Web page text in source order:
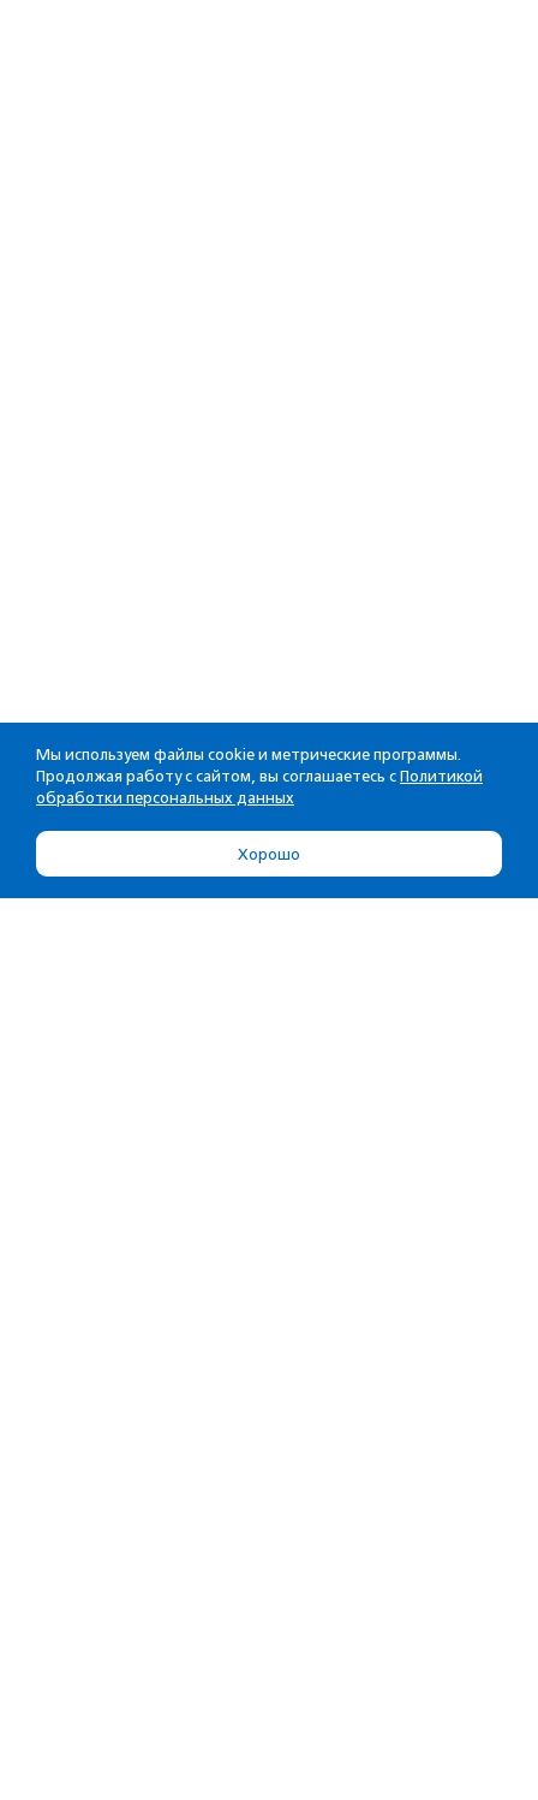
Мы используем файлы cookie и метрические программы.
Продолжая работу с сайтом, вы соглашаетесь с Политикой
обработки персональных данных
Хорошо